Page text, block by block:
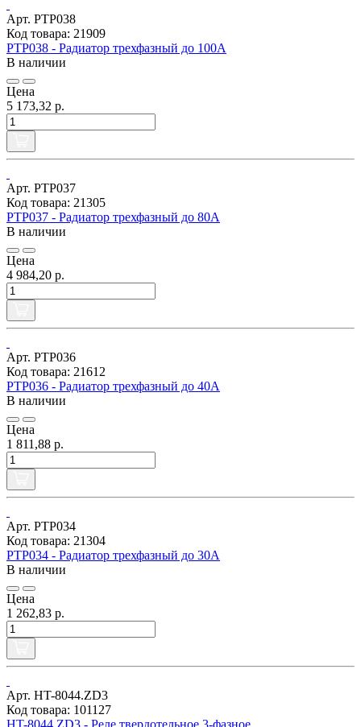
Арт. РТР038
Код товара: 21909
РТР038 - Радиатор трехфазный до 100А
В наличии
Цена
5 173,32 р.
Арт. РТР037
Код товара: 21305
РТР037 - Радиатор трехфазный до 80А
В наличии
Цена
4 984,20 р.
Арт. РТР036
Код товара: 21612
РТР036 - Радиатор трехфазный до 40А
В наличии
Цена
1 811,88 р.
Арт. РТР034
Код товара: 21304
РТР034 - Радиатор трехфазный до 30А
В наличии
Цена
1 262,83 р.
Арт. HT-8044.ZD3
Код товара: 101127
HT-8044.ZD3 - Реле твердотельное 3-фазное